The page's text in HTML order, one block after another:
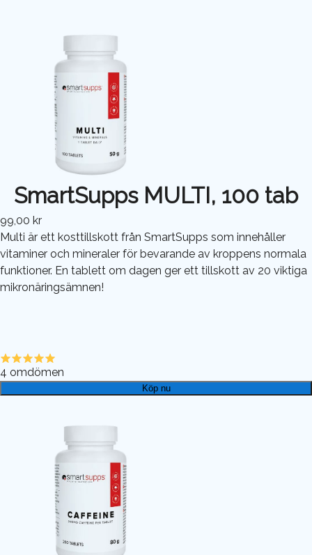
SmartSupps MULTI, 100 tab
99,00 kr
Multi är ett kosttillskott från SmartSupps som innehåller
vitaminer och mineraler för bevarande av kroppens normala
funktioner. En tablett om dagen ger ett tillskott av 20 viktiga
mikronäringsämnen!
4 omdömen
Köp nu